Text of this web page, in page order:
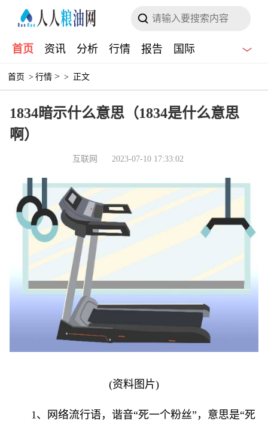
首页 资讯 分析 行情 报告 国际
首页 > 行情 > > 正文
1834暗示什么意思（1834是什么意思
啊）
互联网 2023-07-10 17:33:02
(资料图片)
1、网络流行语，谐音“死一个粉丝”，意思是“死